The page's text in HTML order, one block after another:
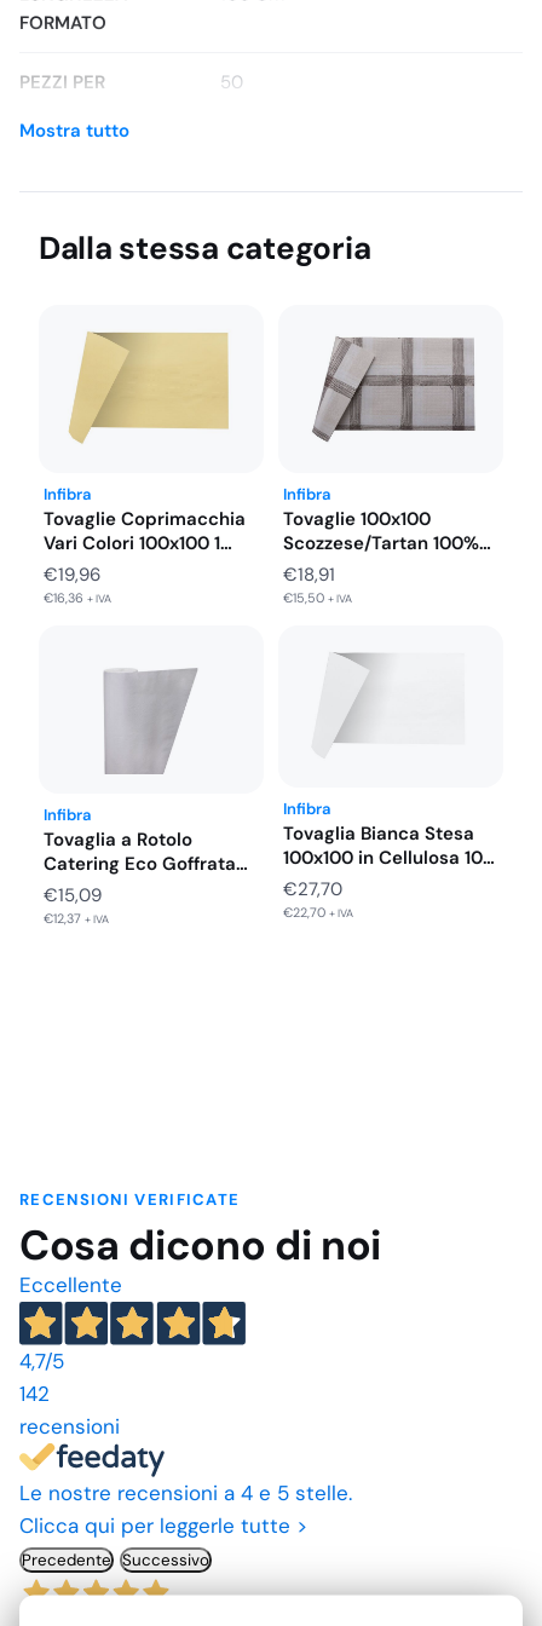
FORMATO
PEZZI PER
50
COLLO
Brand Infibra
Mostra tutto
Dalla stessa categoria
Infibra
Tovaglie Coprimacchia
Vari Colori 100x100 1
Velo 100%…
€19,96
€16,36 + IVA
Infibra
Tovaglie 100x100
Scozzese/Tartan 100%
Pura Cellulosa 50 PZ
€18,91
€15,50 + IVA
Infibra
Tovaglia a Rotolo
Catering Eco Goffrata
1X50
€15,09
€12,37 + IVA
Infibra
Tovaglia Bianca Stesa
100x100 in Cellulosa 100
PZ
€27,70
€22,70 + IVA
RECENSIONI VERIFICATE
Cosa dicono di noi
Eccellente
4,7/5
142
recensioni
Le nostre recensioni a 4 e 5 stelle.
Clicca qui per leggerle tutte >
Precedente Successivo